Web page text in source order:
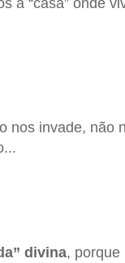
nos invade, não
divina, porque